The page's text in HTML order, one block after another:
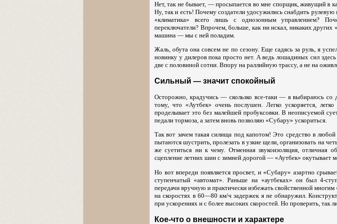
Нет, так не бывает, — просыпается во мне спорщик, живущий в
Ну, так и есть! Почему создатели удосужились снабдить
«климатика» всего лишь с однозонным управлением?
переключатели? Впрочем, больше, как ни искал, никаких
машина — мы с ней поладим.
Жаль, обута она совсем не по сезону. Еще садясь за руль, я
новинку у дилеров пока просто нет. А ведь лошадиных сил
две с половиной сотни. Впору на раллийную трассу, а не на
Сильный — значит спокойный
Осторожно, крадучись — скользко все-таки — я выбираюсь со
тому, что «Аутбек» очень послушен. Легко ускоряется,
проделывает это без малейшей пробуксовки. В неописуемой
педали тормоза, а затем вновь позволяю «Субару» ускориться.
Так вот зачем такая силища под капотом! Это средство в
пытаются шустрить, пролезать в узкие щели, организовать на
же суетиться ни к чему. Отменная звукоизоляция, отличная
сцепление летних шин с зимней дорогой — «Аутбек» окутывает
Но вот впереди появляется просвет, и «Субару» азартно
ступенчатый «автомат». Раньше на «аутбеках» он был 4-
передачи вручную и практически избежать свойственной
на скоростях в 60—80 км/ч задержек я не обнаружил.
при ускорениях и с более высоких скоростей. Но проверить, так
Кое-что о внешности и характере